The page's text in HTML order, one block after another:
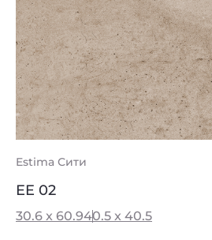
Estima Сити
EE 02
30.6 x 60.940.5 x 40.5